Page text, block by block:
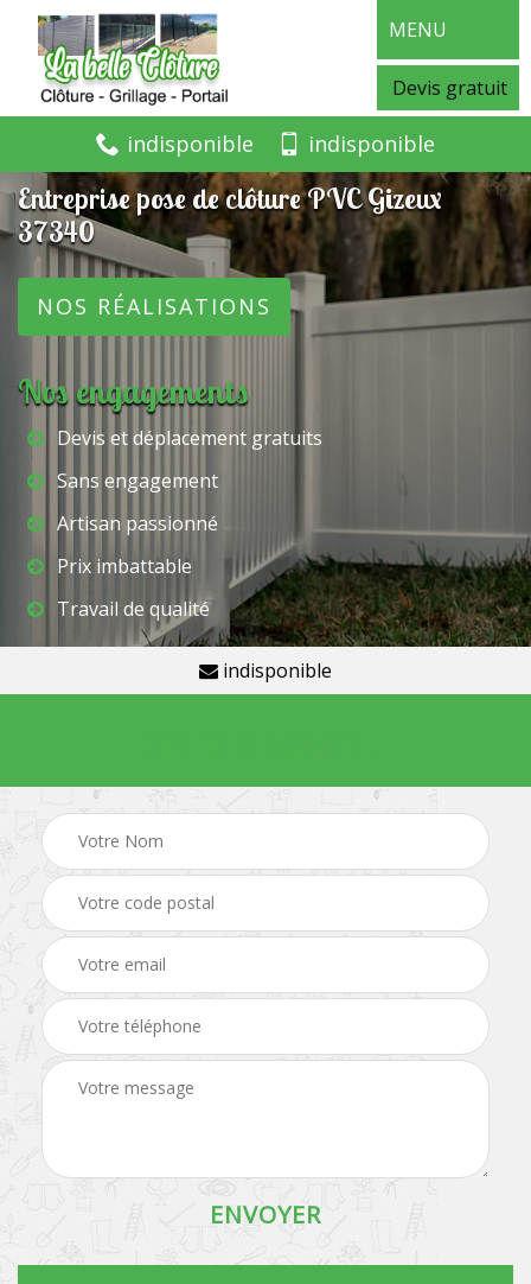
MENU
Devis gratuit
indisponible indisponible
Entreprise pose de clôture PVC Gizeux
37340
NOS RÉALISATIONS
Nos engagements
Devis et déplacement gratuits
Sans engagement
Artisan passionné
Prix imbattable
Travail de qualité
indisponible